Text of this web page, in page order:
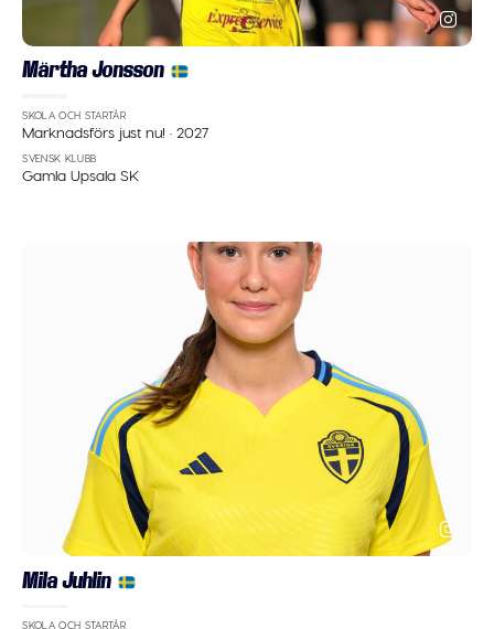
Märtha Jonsson
SKOLA OCH STARTÅR
Marknadsförs just nu!·2027
SVENSK KLUBB
Gamla Upsala SK
Mila Juhlin
SKOLA OCH STARTÅR